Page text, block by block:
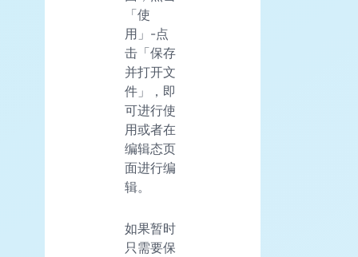
「使
用」-点
击「保存
并打开文
件」，即
可进行使
用或者在
编辑态页
面进行编
辑。
如果暂时
只需要保